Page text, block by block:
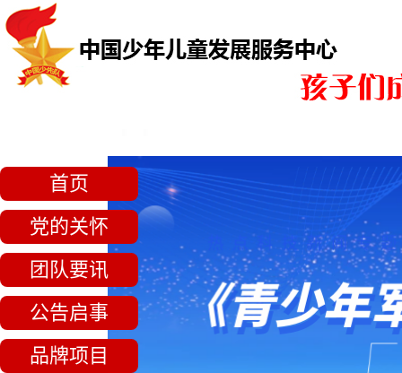
首页
党的关怀
团队要讯
公告启事
品牌项目